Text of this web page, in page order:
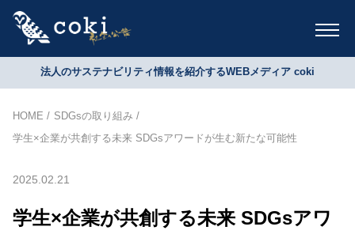
法人のサステナビリティ情報を紹介するWEBメディア coki
HOME
SDGsの取り組み
学生×企業が共創する未来 SDGsアワードが生む新たな可能性
2025.02.21
学生×企業が共創する未来 SDGsアワ